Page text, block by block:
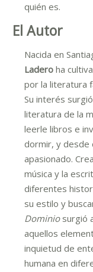
quién es.
El Autor
Nacida en
Ladero ha
por la literatura
Su interés
literatura de la
leerle libros e
dormir, y desde
apasionado.
música y la
diferentes
su estilo y
Dominio surgió
aquellos
inquietud de
humana en